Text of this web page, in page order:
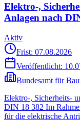
Elektro-,
Anlagen nach
Aktiv
Frist: 07.08.2026
Veröffentlicht:
Bundesamt für
Elektro-, Sicherheits-
DIN 18 382 Im
für die elektrische